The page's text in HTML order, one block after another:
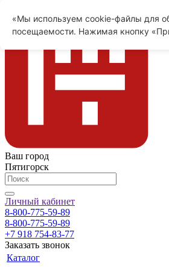
Ваш город
Пятигорск
Личный кабинет
8-800-775-59-89
8-800-775-59-89
+7 918 754-83-77
Заказать звонок
Каталог
«Мы используем cookie-файлы для
посещаемости. Нажимая кнопку